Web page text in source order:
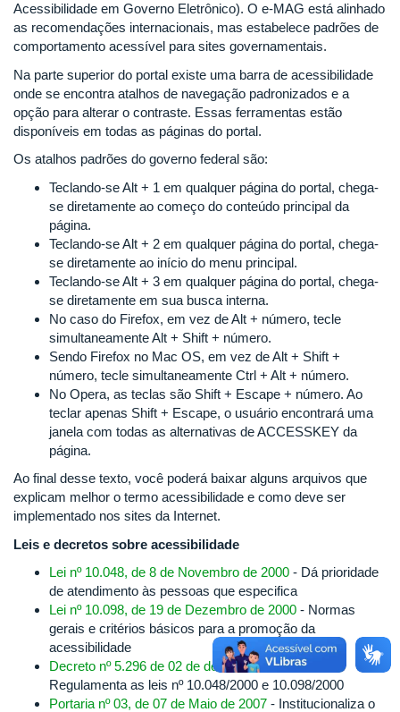
Acessibilidade em Governo Eletrônico). O e-MAG está alinhado
as recomendações internacionais, mas estabelece padrões de
comportamento acessível para sites governamentais.
Na parte superior do portal existe uma barra de acessibilidade
onde se encontra atalhos de navegação padronizados e a
opção para alterar o contraste. Essas ferramentas estão
disponíveis em todas as páginas do portal.
Os atalhos padrões do governo federal são:
Teclando-se Alt + 1 em qualquer página do portal, chega-
se diretamente ao começo do conteúdo principal da
página.
Teclando-se Alt + 2 em qualquer página do portal, chega-
se diretamente ao início do menu principal.
Teclando-se Alt + 3 em qualquer página do portal, chega-
se diretamente em sua busca interna.
No caso do Firefox, em vez de Alt + número, tecle
simultaneamente Alt + Shift + número.
Sendo Firefox no Mac OS, em vez de Alt + Shift +
número, tecle simultaneamente Ctrl + Alt + número.
No Opera, as teclas são Shift + Escape + número. Ao
teclar apenas Shift + Escape, o usuário encontrará uma
janela com todas as alternativas de ACCESSKEY da
página.
Ao final desse texto, você poderá baixar alguns arquivos que
explicam melhor o termo acessibilidade e como deve ser
implementado nos sites da Internet.
Leis e decretos sobre acessibilidade
Lei nº 10.048, de 8 de Novembro de 2000 - Dá prioridade
de atendimento às pessoas que especifica
Lei nº 10.098, de 19 de Dezembro de 2000 - Normas
gerais e critérios básicos para a promoção da
acessibilidade
Decreto nº 5.296 de 02 de dezembro de 2004
Regulamenta as leis nº 10.048/2000 e 10.098/2000
Portaria nº 03, de 07 de Maio de 2007 - Institucionaliza o